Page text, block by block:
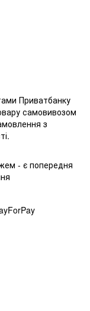
Приватбанку
самовивозом
з
- є попередня